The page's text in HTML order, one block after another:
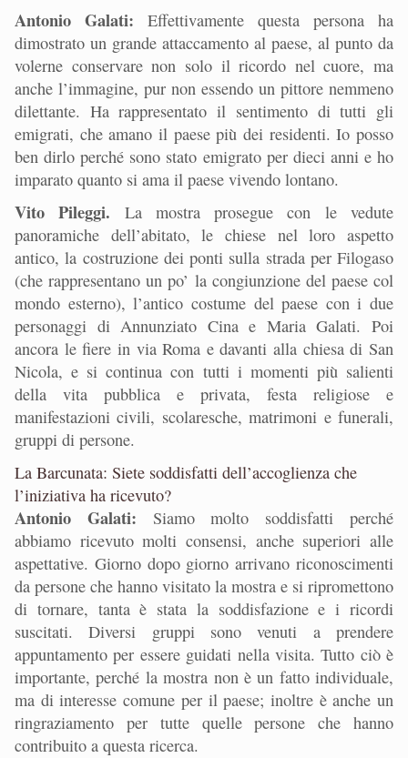
Antonio Galati: Effettivamente questa persona ha
dimostrato un grande attaccamento al paese, al punto da
volerne conservare non solo il ricordo nel cuore, ma
anche l’immagine, pur non essendo un pittore nemmeno
dilettante. Ha rappresentato il sentimento di tutti gli
emigrati, che amano il paese più dei residenti. Io posso
ben dirlo perché sono stato emigrato per dieci anni e ho
imparato quanto si ama il paese vivendo lontano.
Vito Pileggi. La mostra prosegue con le vedute
panoramiche dell’abitato, le chiese nel loro aspetto
antico, la costruzione dei ponti sulla strada per Filogaso
(che rappresentano un po’ la congiunzione del paese col
mondo esterno), l’antico costume del paese con i due
personaggi di Annunziato Cina e Maria Galati. Poi
ancora le fiere in via Roma e davanti alla chiesa di San
Nicola, e si continua con tutti i momenti più salienti
della vita pubblica e privata, festa religiose e
manifestazioni civili, scolaresche, matrimoni e funerali,
gruppi di persone.
La Barcunata: Siete soddisfatti dell’accoglienza che
l’iniziativa ha ricevuto?
Antonio Galati:
Siamo molto soddisfatti perché
abbiamo ricevuto molti consensi, anche superiori alle
aspettative. Giorno dopo giorno arrivano riconoscimenti
da persone che hanno visitato la mostra e si ripromettono
di tornare, tanta è stata la soddisfazione e i ricordi
suscitati. Diversi gruppi sono venuti a prendere
appuntamento per essere guidati nella visita. Tutto ciò è
importante, perché la mostra non è un fatto individuale,
ma di interesse comune per il paese; inoltre è anche un
ringraziamento per tutte quelle persone che hanno
contribuito a questa ricerca.